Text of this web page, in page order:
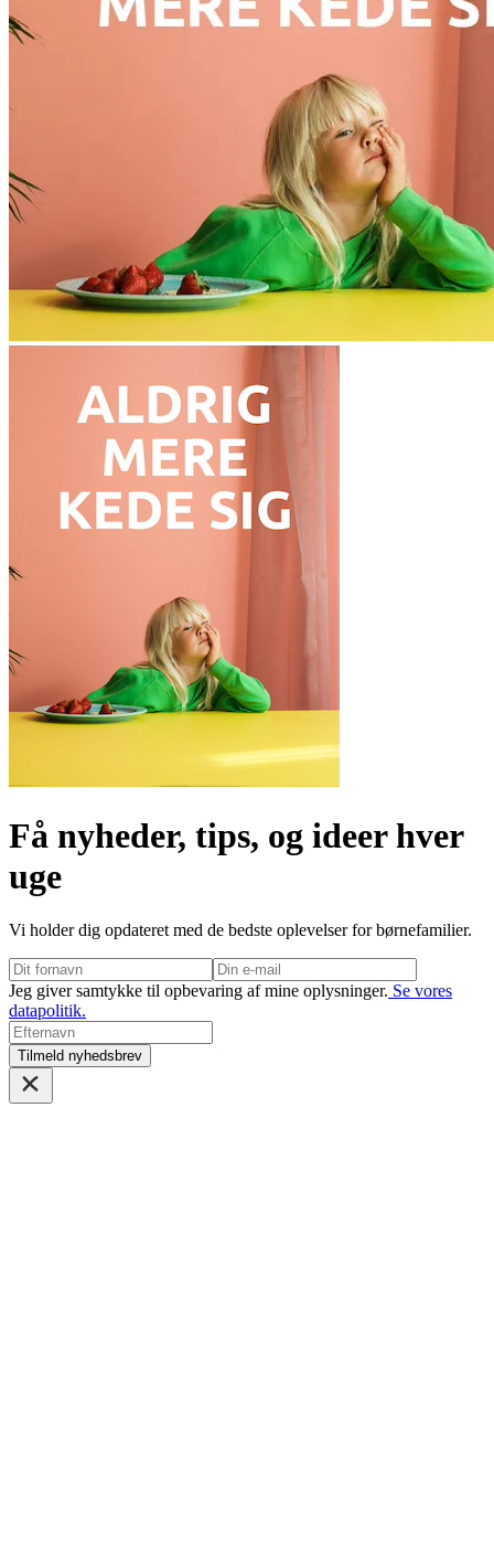
Få nyheder, tips, og ideer hver
uge
Vi holder dig opdateret med de bedste oplevelser for børnefamilier.
Jeg giver samtykke til opbevaring af mine oplysninger. Se vores
datapolitik.
Tilmeld nyhedsbrev